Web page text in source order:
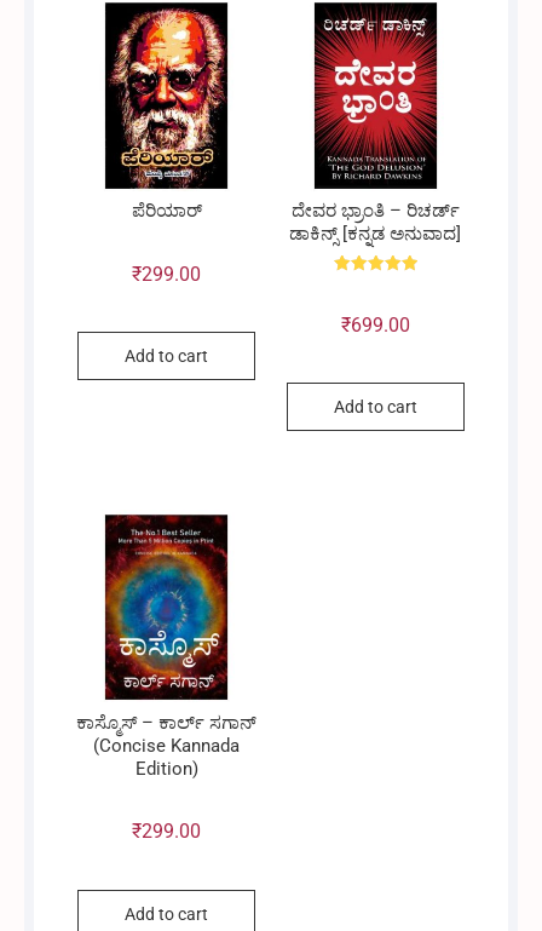
₹2,568.00.
₹2,500.00.
ಪೆರಿಯಾರ್
₹299.00
Add to cart
ದೇವರ ಭ್ರಾಂತಿ – ರಿಚರ್ಡ್
ಡಾಕಿನ್ಸ್ [ಕನ್ನಡ ಅನುವಾದ]
out of 5
₹699.00
Add to cart
ಕಾಸ್ಮೊಸ್ – ಕಾರ್ಲ್ ಸಗಾನ್
(Concise Kannada
Edition)
₹299.00
Add to cart